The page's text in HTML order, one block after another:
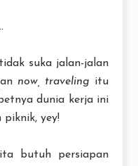
suka jalan-jalan
now, traveling itu
dunia kerja ini
piknik, yey!
butuh persiapan